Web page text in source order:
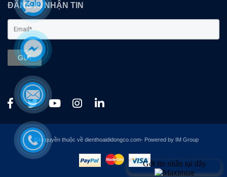
ĐĂNG KÍ NHẬN TIN
GỬI
© Bản quyền thuộc về dienthoaididongco.com- Powered by IM Group